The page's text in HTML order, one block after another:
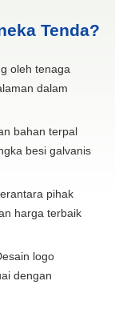
Tenda?
oleh tenaga
dalam
bahan terpal
besi galvanis
pihak
harga terbaik
logo
dengan